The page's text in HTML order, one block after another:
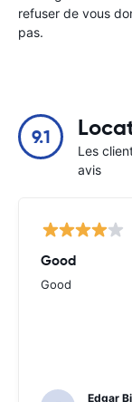
refuser de vous
pas.
9.1
Les
avis
Good
Good
Edgar